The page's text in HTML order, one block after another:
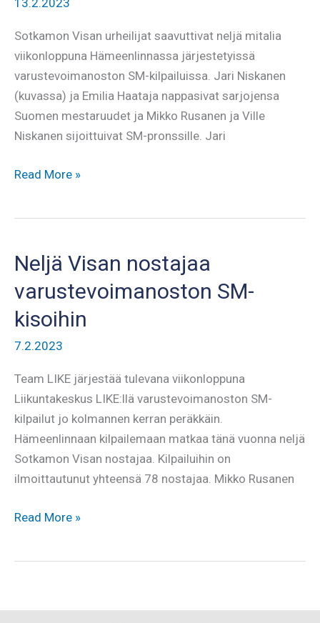
Sotkamon Visan urheilijat saavuttivat neljä mitalia
viikonloppuna Hämeenlinnassa järjestetyissä
varustevoimanoston SM-kilpailuissa. Jari Niskanen
(kuvassa) ja Emilia Haataja nappasivat sarjojensa
Suomen mestaruudet ja Mikko Rusanen ja Ville
Niskanen sijoittuivat SM-pronssille. Jari
Neljän
Read More »
Neljä Visan nostajaa
varustevoimanoston SM-
kisoihin
7.2.2023
Team LIKE järjestää tulevana viikonloppuna
Liikuntakeskus LIKE:llä varustevoimanoston SM-
kilpailut jo kolmannen kerran peräkkäin.
Hämeenlinnaan kilpailemaan matkaa tänä vuonna neljä
Sotkamon Visan nostajaa. Kilpailuihin on
ilmoittautunut yhteensä 78 nostajaa. Mikko Rusanen
Neljä
Read More »